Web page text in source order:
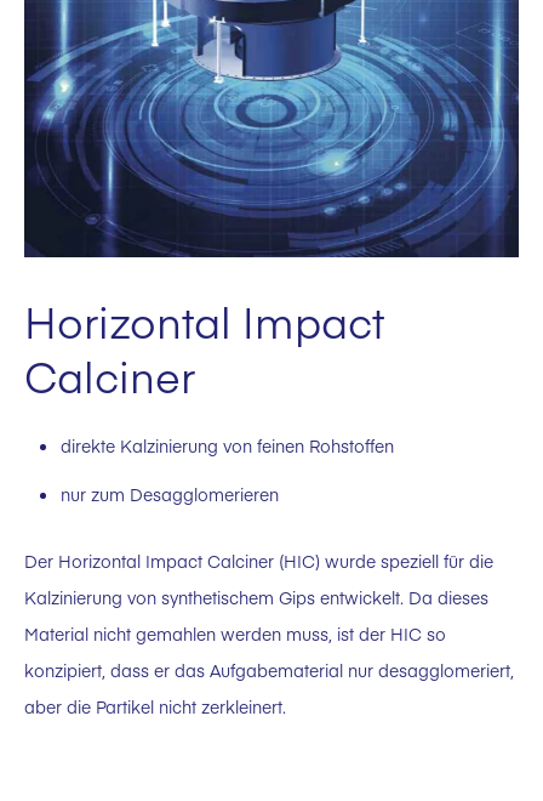
Horizontal Impact
Calciner
direkte Kalzinierung von feinen Rohstoffen
nur zum Desagglomerieren
Der Horizontal Impact Calciner (HIC) wurde speziell für die
Kalzinierung von synthetischem Gips entwickelt. Da dieses
Material nicht gemahlen werden muss, ist der HIC so
konzipiert, dass er das Aufgabematerial nur desagglomeriert,
aber die Partikel nicht zerkleinert.